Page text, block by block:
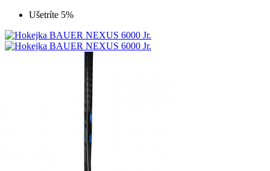
Ušetríte 5%